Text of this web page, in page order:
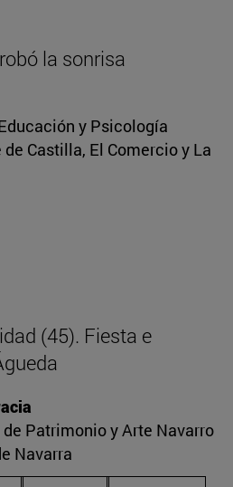
la sonrisa
y Psicología
de Castilla, El Comercio y La
(45). Fiesta e
Patrimonio y Arte Navarro
Navarra